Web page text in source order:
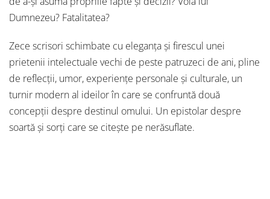
Dumnezeu? Fatalitatea?
Zece scrisori schimbate cu eleganța și firescul unei
prietenii intelectuale vechi de peste patruzeci de ani, pline
de reflecții, umor, experiențe personale și culturale, un
turnir modern al ideilor în care se confruntă două
concepții despre destinul omului. Un epistolar despre
soartă și sorți care se citește pe nerăsuflate.